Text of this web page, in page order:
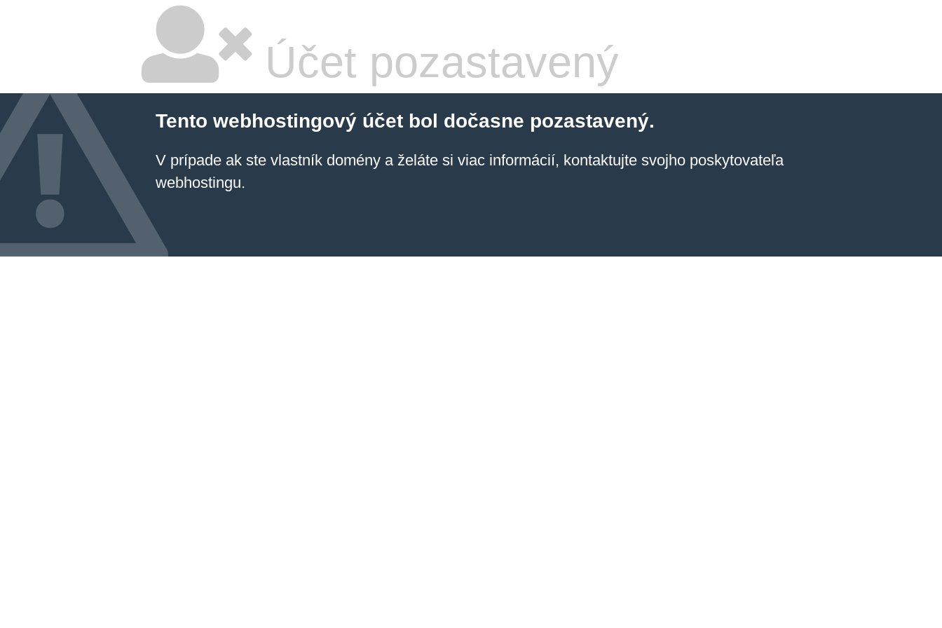
Účet pozastavený
Tento webhostingový účet bol dočasne pozastavený.
V prípade ak ste vlastník domény a želáte si viac informácií, kontaktujte svojho poskytovateľa
webhostingu.